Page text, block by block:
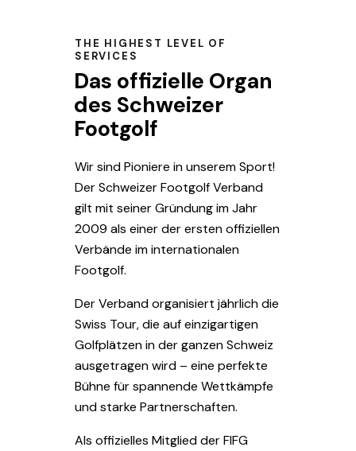
THE HIGHEST LEVEL OF
SERVICES
Das offizielle Organ
des Schweizer
Footgolf
Wir sind Pioniere in unserem Sport!
Der Schweizer Footgolf Verband
gilt mit seiner Gründung im Jahr
2009 als einer der ersten offiziellen
Verbände im internationalen
Footgolf.
Der Verband organisiert jährlich die
Swiss Tour, die auf einzigartigen
Golfplätzen in der ganzen Schweiz
ausgetragen wird – eine perfekte
Bühne für spannende Wettkämpfe
und starke Partnerschaften.
Als offizielles Mitglied der FIFG